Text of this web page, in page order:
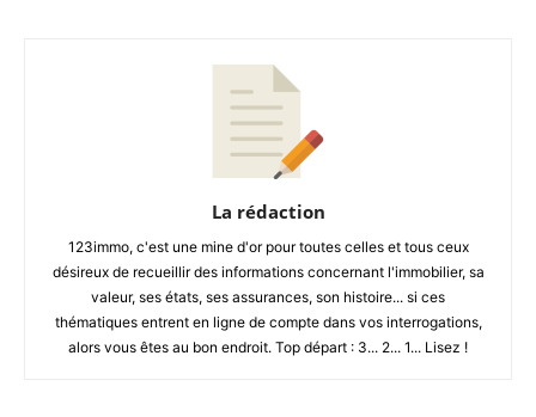
La rédaction
123immo, c'est une mine d'or pour toutes celles et tous ceux
désireux de recueillir des informations concernant l'immobilier, sa
valeur, ses états, ses assurances, son histoire... si ces
thématiques entrent en ligne de compte dans vos interrogations,
alors vous êtes au bon endroit. Top départ : 3... 2... 1... Lisez !